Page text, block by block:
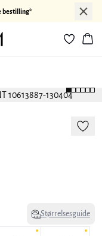
bestilling*
Størrelsesguide